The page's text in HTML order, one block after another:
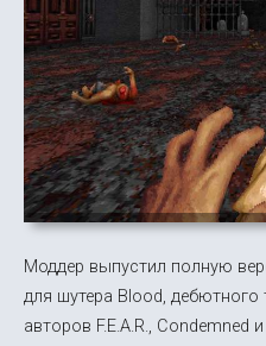
Моддер выпустил полную
для шутера Blood,
авторов F.E.A.R., Condemned